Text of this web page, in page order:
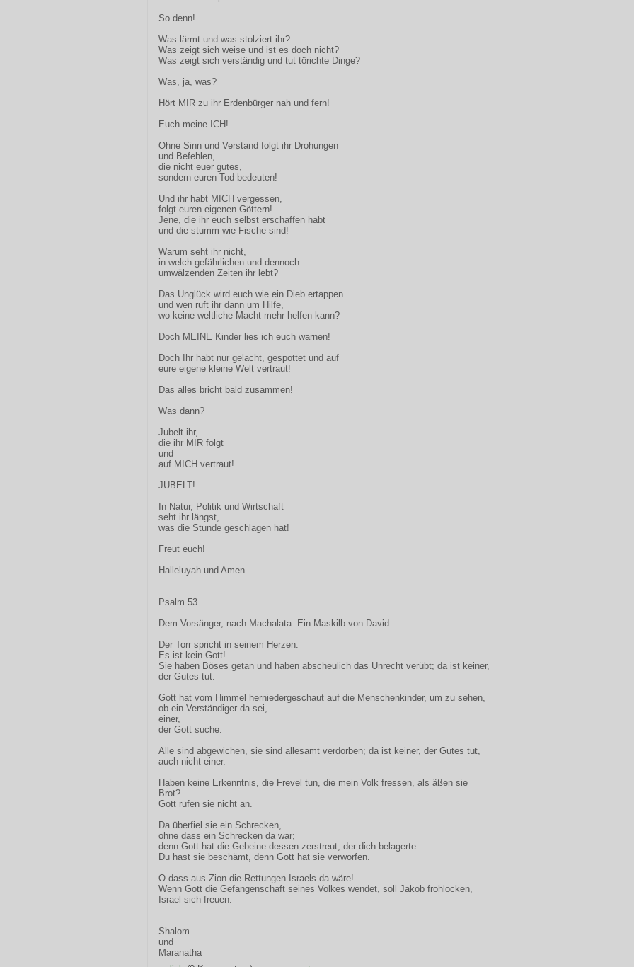
So denn!
Was lärmt und was stolziert ihr?
Was zeigt sich weise und ist es doch nicht?
Was zeigt sich verständig und tut törichte Dinge?
Was, ja, was?
Hört MIR zu ihr Erdenbürger nah und fern!
Euch meine ICH!
Ohne Sinn und Verstand folgt ihr Drohungen
und Befehlen,
die nicht euer gutes,
sondern euren Tod bedeuten!
Und ihr habt MICH vergessen,
folgt euren eigenen Göttern!
Jene, die ihr euch selbst erschaffen habt
und die stumm wie Fische sind!
Warum seht ihr nicht,
in welch gefährlichen und dennoch
umwälzenden Zeiten ihr lebt?
Das Unglück wird euch wie ein Dieb ertappen
und wen ruft ihr dann um Hilfe,
wo keine weltliche Macht mehr helfen kann?
Doch MEINE Kinder lies ich euch warnen!
Doch Ihr habt nur gelacht, gespottet und auf
eure eigene kleine Welt vertraut!
Das alles bricht bald zusammen!
Was dann?
Jubelt ihr,
die ihr MIR folgt
und
auf MICH vertraut!
JUBELT!
In Natur, Politik und Wirtschaft
seht ihr längst,
was die Stunde geschlagen hat!
Freut euch!
Halleluyah und Amen
Psalm 53
Dem Vorsänger, nach Machalata. Ein Maskilb von David.
Der Torr spricht in seinem Herzen:
Es ist kein Gott!
Sie haben Böses getan und haben abscheulich das Unrecht verübt; da ist keiner,
der Gutes tut.
Gott hat vom Himmel herniedergeschaut auf die Menschenkinder, um zu sehen,
ob ein Verständiger da sei,
einer,
der Gott suche.
Alle sind abgewichen, sie sind allesamt verdorben; da ist keiner, der Gutes tut,
auch nicht einer.
Haben keine Erkenntnis, die Frevel tun, die mein Volk fressen, als äßen sie
Brot?
Gott rufen sie nicht an.
Da überfiel sie ein Schrecken,
ohne dass ein Schrecken da war;
denn Gott hat die Gebeine dessen zerstreut, der dich belagerte.
Du hast sie beschämt, denn Gott hat sie verworfen.
O dass aus Zion die Rettungen Israels da wäre!
Wenn Gott die Gefangenschaft seines Volkes wendet, soll Jakob frohlocken,
Israel sich freuen.
Shalom
und
Maranatha